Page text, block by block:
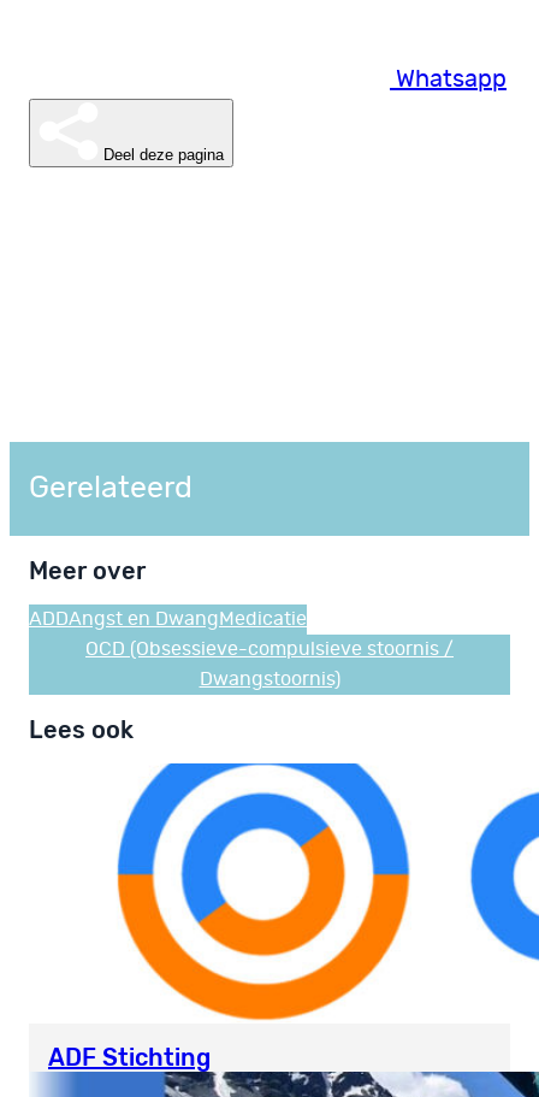
Whatsapp
Deel deze pagina
Gerelateerd
Meer over
ADDAngst en Dwang Medicatie
OCD (Obsessieve-compulsieve stoornis /
Dwangstoornis)
Lees ook
ADF Stichting